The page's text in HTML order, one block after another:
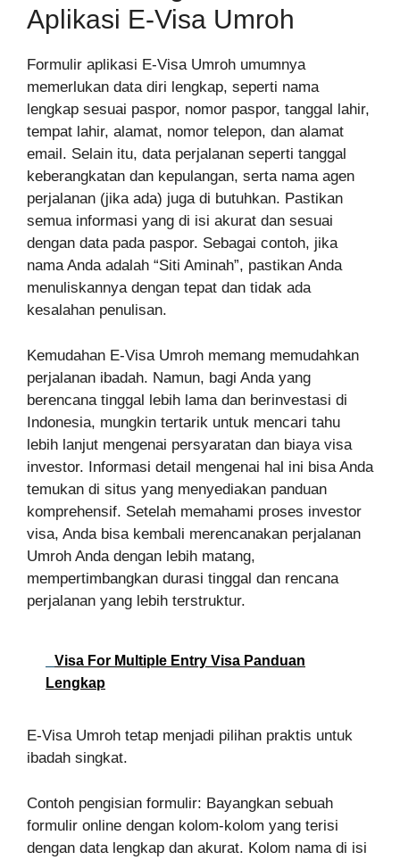
Aplikasi E-Visa Umroh
Formulir aplikasi E-Visa Umroh umumnya
memerlukan data diri lengkap, seperti nama
lengkap sesuai paspor, nomor paspor, tanggal lahir,
tempat lahir, alamat, nomor telepon, dan alamat
email. Selain itu, data perjalanan seperti tanggal
keberangkatan dan kepulangan, serta nama agen
perjalanan (jika ada) juga di butuhkan. Pastikan
semua informasi yang di isi akurat dan sesuai
dengan data pada paspor. Sebagai contoh, jika
nama Anda adalah “Siti Aminah”, pastikan Anda
menuliskannya dengan tepat dan tidak ada
kesalahan penulisan.
Kemudahan E-Visa Umroh memang memudahkan
perjalanan ibadah. Namun, bagi Anda yang
berencana tinggal lebih lama dan berinvestasi di
Indonesia, mungkin tertarik untuk mencari tahu
lebih lanjut mengenai persyaratan dan biaya visa
investor. Informasi detail mengenai hal ini bisa Anda
temukan di situs yang menyediakan panduan
komprehensif. Setelah memahami proses investor
visa, Anda bisa kembali merencanakan perjalanan
Umroh Anda dengan lebih matang,
mempertimbangkan durasi tinggal dan rencana
perjalanan yang lebih terstruktur.
Visa For Multiple Entry Visa Panduan
Lengkap
E-Visa Umroh tetap menjadi pilihan praktis untuk
ibadah singkat.
Contoh pengisian formulir: Bayangkan sebuah
formulir online dengan kolom-kolom yang terisi
dengan data lengkap dan akurat. Kolom nama di isi